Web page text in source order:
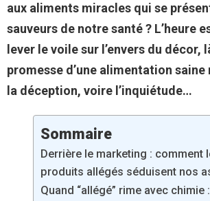
aux aliments miracles qui se
sauveurs de notre santé ? L’heure
lever le voile sur l’envers du décor,
promesse d’une alimentation
la déception, voire l’inquiétude…
Sommaire
Derrière le marketing : comment
produits allégés séduisent nos
Quand “allégé” rime avec chimie